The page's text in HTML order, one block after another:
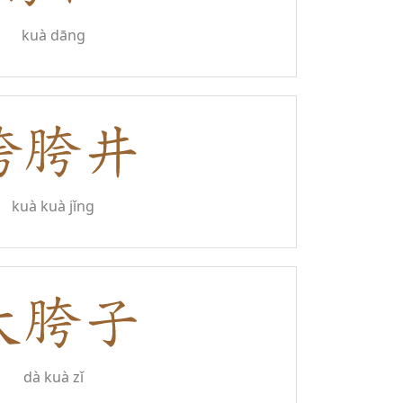
kuà dāng
kuà kuà jǐng
dà kuà zǐ